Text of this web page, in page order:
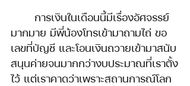
มากมาย มีพี่น้องโทรเข้ามาถามไถ่ ขอ
เลขที่บัญชี และโอนเงินถวายเข้ามาสนับ
สนุนค่ายจนมากกว่างบประมาณที่เราตั้ง
ไว้ แต่เราคาดว่าเพราะสถานการณ์โลก